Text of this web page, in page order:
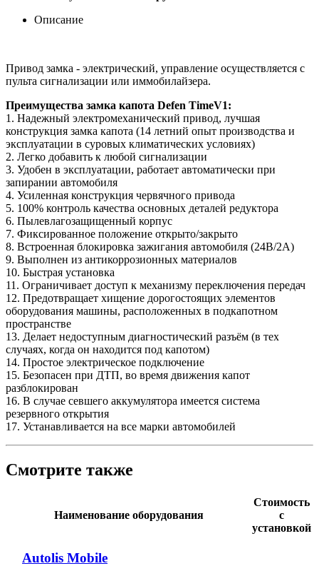
Описание
Привод замка - электрический, управление осуществляется с
пульта сигнализации или иммобилайзера.
Преимущества замка капота Defen TimeV1:
1. Надежный электромеханический привод, лучшая
конструкция замка капота (14 летний опыт производства и
эксплуатации в суровых климатических условиях)
2. Легко добавить к любой сигнализации
3. Удобен в эксплуатации, работает автоматически при
запирании автомобиля
4. Усиленная конструкция червячного привода
5. 100% контроль качества основных деталей редуктора
6. Пылевлагозащищенный корпус
7. Фиксированное положение открыто/закрыто
8. Встроенная блокировка зажигания автомобиля (24В/2А)
9. Выполнен из антикоррозионных материалов
10. Быстрая установка
11. Ограничивает доступ к механизму переключения передач
12. Предотвращает хищение дорогостоящих элементов
оборудования машины, расположенных в подкапотном
пространстве
13. Делает недоступным диагностический разъём (в тех
случаях, когда он находится под капотом)
14. Простое электрическое подключение
15. Безопасен при ДТП, во время движения капот
разблокирован
16. В случае севшего аккумулятора имеется система
резервного открытия
17. Устанавливается на все марки автомобилей
Смотрите также
Наименование оборудования
Стоимость
с
установкой
Autolis Mobile